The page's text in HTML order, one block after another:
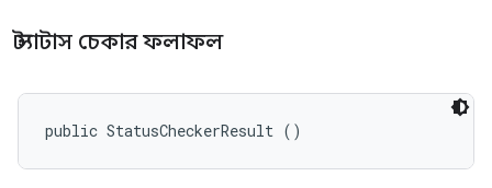
স্ট্যাটাস চেকার ফলাফল
public StatusCheckerResult ()